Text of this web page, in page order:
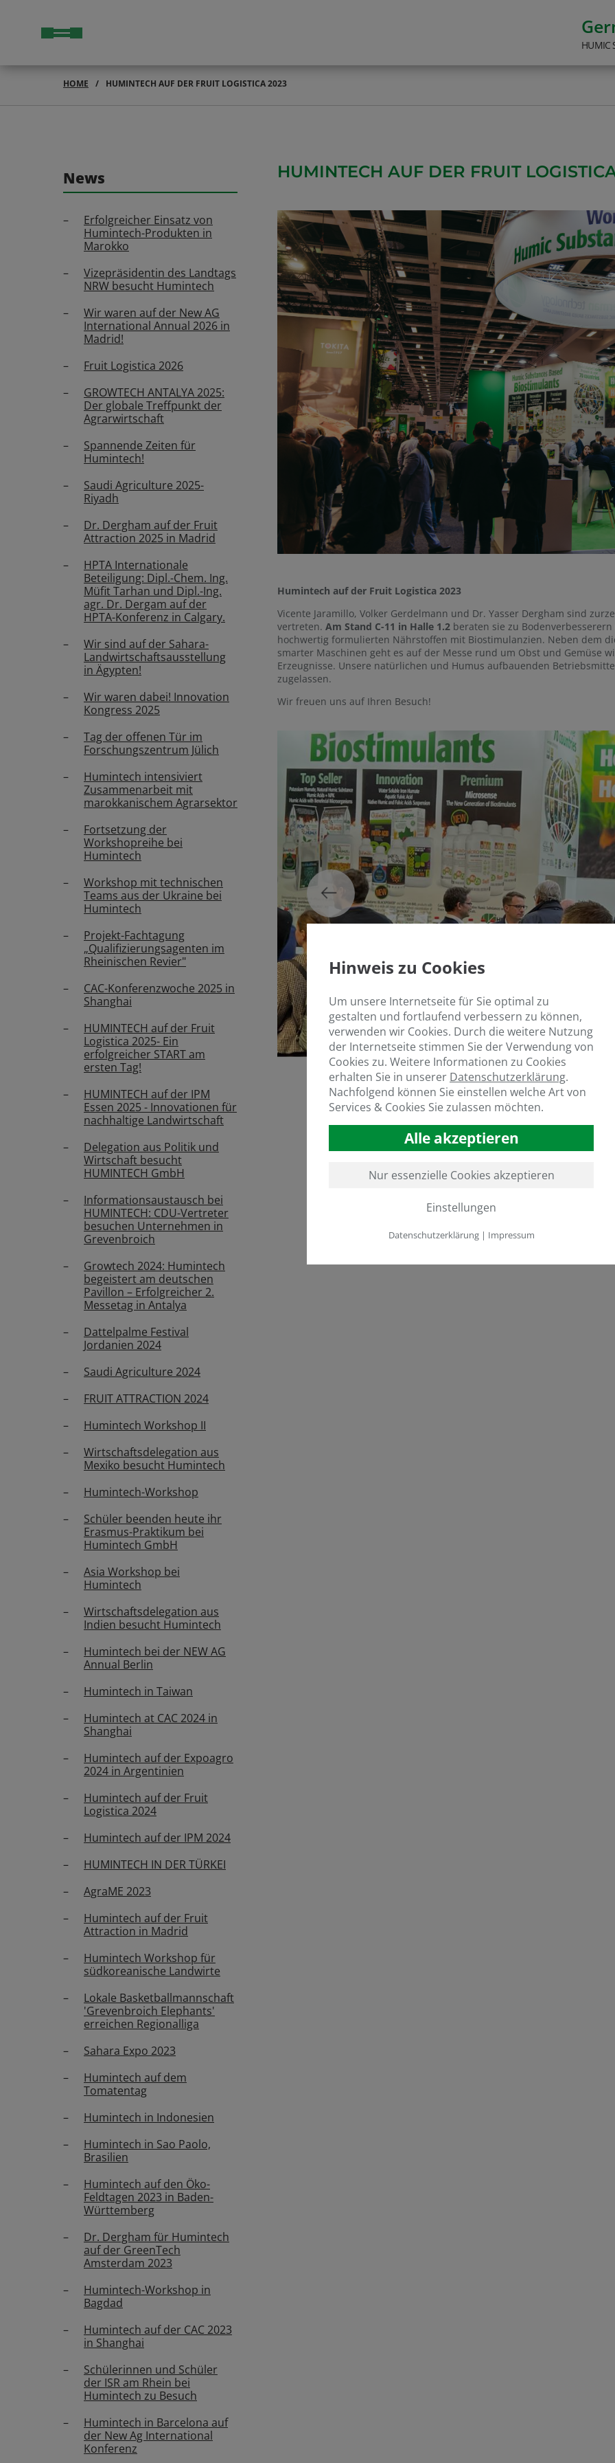
HUMIC
HOME HUMINTECH AUF DER FRUIT LOGISTICA 2023
News
Erfolgreicher Einsatz von
Humintech-Produkten in
Marokko
Vizepräsidentin des Landtags
NRW besucht Humintech
Wir waren auf der New AG
International Annual 2026 in
Madrid!
Fruit Logistica 2026
GROWTECH ANTALYA 2025:
Der globale Treffpunkt der
Agrarwirtschaft
Spannende Zeiten für
Humintech!
Saudi Agriculture 2025-
Riyadh
Dr. Dergham auf der Fruit
Attraction 2025 in Madrid
HPTA Internationale
Beteiligung: Dipl.-Chem. Ing.
Müfit Tarhan und Dipl.-Ing.
agr. Dr. Dergam auf der
HPTA-Konferenz in Calgary.
Wir sind auf der Sahara-
Landwirtschaftsausstellung
in Ägypten!
Wir waren dabei! Innovation
Kongress 2025
Tag der offenen Tür im
Forschungszentrum Jülich
Humintech intensiviert
Zusammenarbeit mit
marokkanischem Agrarsektor
Fortsetzung der
Workshopreihe bei
Humintech
Workshop mit technischen
Teams aus der Ukraine bei
Humintech
Projekt-Fachtagung
„Qualifizierungsagenten im
Rheinischen Revier"
CAC-Konferenzwoche 2025 in
Shanghai
HUMINTECH auf der Fruit
Logistica 2025- Ein
erfolgreicher START am
ersten Tag!
HUMINTECH auf der IPM
Essen 2025 - Innovationen für
nachhaltige Landwirtschaft
Delegation aus Politik und
Wirtschaft besucht
HUMINTECH GmbH
Informationsaustausch bei
HUMINTECH: CDU-Vertreter
besuchen Unternehmen in
Grevenbroich
Growtech 2024: Humintech
begeistert am deutschen
Pavillon – Erfolgreicher 2.
Messetag in Antalya
Dattelpalme Festival
Jordanien 2024
Saudi Agriculture 2024
FRUIT ATTRACTION 2024
Humintech Workshop II
Wirtschaftsdelegation aus
Mexiko besucht Humintech
Humintech-Workshop
Schüler beenden heute ihr
Erasmus-Praktikum bei
Humintech GmbH
Asia Workshop bei
Humintech
Wirtschaftsdelegation aus
Indien besucht Humintech
Humintech bei der NEW AG
Annual Berlin
Humintech in Taiwan
Humintech at CAC 2024 in
Shanghai
Humintech auf der Expoagro
2024 in Argentinien
Humintech auf der Fruit
Logistica 2024
Humintech auf der IPM 2024
HUMINTECH IN DER TÜRKEI
AgraME 2023
Humintech auf der Fruit
Attraction in Madrid
Humintech Workshop für
südkoreanische Landwirte
Lokale Basketballmannschaft
'Grevenbroich Elephants'
erreichen Regionalliga
Sahara Expo 2023
Humintech auf dem
Tomatentag
Humintech in Indonesien
Humintech in Sao Paolo,
Brasilien
Humintech auf den Öko-
Feldtagen 2023 in Baden-
Württemberg
Dr. Dergham für Humintech
auf der GreenTech
Amsterdam 2023
Humintech-Workshop in
Bagdad
Humintech auf der CAC 2023
in Shanghai
Schülerinnen und Schüler
der ISR am Rhein bei
Humintech zu Besuch
Humintech in Barcelona auf
der New Ag International
Konferenz
HUMINTECH AUF DER FRUIT
Humintech auf der Fruit Logistica 2023
Vicente Jaramillo, Volker Gerdelmann und Dr. Yasser Dergham sind
vertreten.Am Stand C-11 in Halle 1.2 beraten sie zu
hochwertig formulierten Nährstoffen mit Biostimulanzien. Neben dem
smarter Maschinen geht es auf der Messe rund um Obst und Gemüse
Erzeugnisse. Unsere natürlichen und Humus aufbauenden
zugelassen.
Wir freuen uns auf Ihren Besuch!
Hinweis zu Cookies
Um unsere Internetseite für Sie optimal zu
gestalten und fortlaufend verbessern zu können,
verwenden wir Cookies. Durch die weitere Nutzung
der Internetseite stimmen Sie der Verwendung von
Cookies zu. Weitere Informationen zu Cookies
erhalten Sie in unserer Datenschutzerklärung.
Nachfolgend können Sie einstellen welche Art von
Services & Cookies Sie zulassen möchten.
Alle akzeptieren
Nur essenzielle Cookies akzeptieren
Einstellungen
Datenschutzerklärung| Impressum